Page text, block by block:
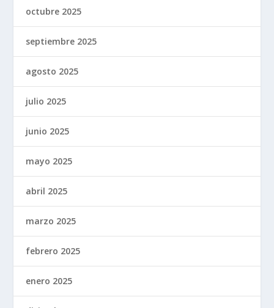
octubre 2025
septiembre 2025
agosto 2025
julio 2025
junio 2025
mayo 2025
abril 2025
marzo 2025
febrero 2025
enero 2025